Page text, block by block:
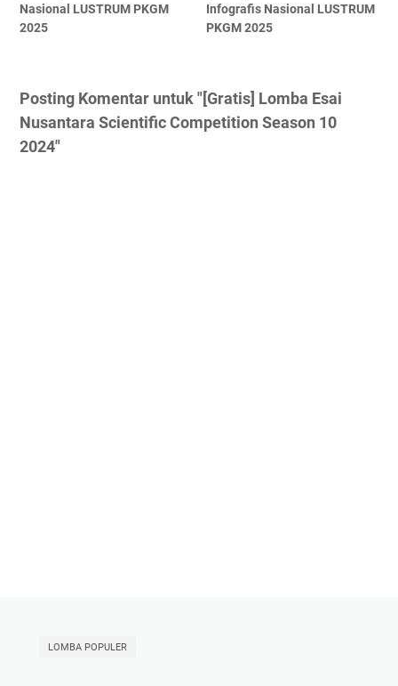
Nasional LUSTRUM PKGM
2025
Infografis Nasional LUSTRUM
PKGM 2025
Posting Komentar untuk "[Gratis] Lomba Esai
Nusantara Scientific Competition Season 10
2024"
LOMBA POPULER